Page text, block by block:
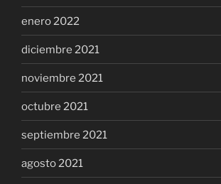
enero 2022
diciembre 2021
noviembre 2021
octubre 2021
septiembre 2021
agosto 2021